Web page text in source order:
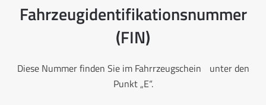
Fahrzeugidentifikationsnummer
(FIN)
Diese Nummer finden Sie im Fahrrzeugschein unter den
Punkt „E“.